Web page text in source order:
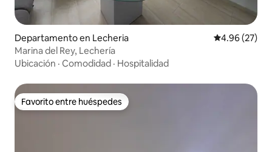
Departamento en Lecheria Calificación
4.96 (27)
Marina del Rey, Lechería
Ubicación · Comodidad · Hospitalidad
Favorito entre huéspedes
Favorito entre huéspedes